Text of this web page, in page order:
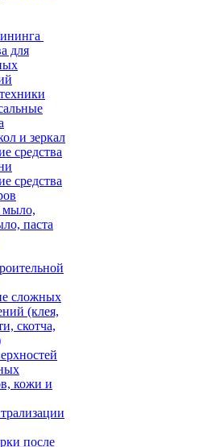
для
и зеркал
средства
средства
паста
сложных
(клея,
скотча,
кожи и
после